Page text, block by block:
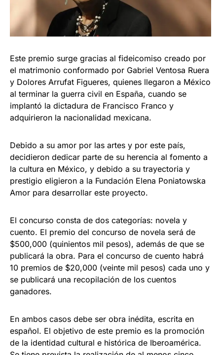
Este premio surge gracias al fideicomiso creado por
el matrimonio conformado por Gabriel Ventosa Ruera
y Dolores Arrufat Figueres, quienes llegaron a México
al terminar la guerra civil en España, cuando se
implantó la dictadura de Francisco Franco y
adquirieron la nacionalidad mexicana.
Debido a su amor por las artes y por este país,
decidieron dedicar parte de su herencia al fomento a
la cultura en México, y debido a su trayectoria y
prestigio eligieron a la Fundación Elena Poniatowska
Amor para desarrollar este proyecto.
El concurso consta de dos categorías: novela y
cuento. El premio del concurso de novela será de
$500,000 (quinientos mil pesos), además de que se
publicará la obra. Para el concurso de cuento habrá
10 premios de $20,000 (veinte mil pesos) cada uno y
se publicará una recopilación de los cuentos
ganadores.
En ambos casos debe ser obra inédita, escrita en
español. El objetivo de este premio es la promoción
de la identidad cultural e histórica de Iberoamérica.